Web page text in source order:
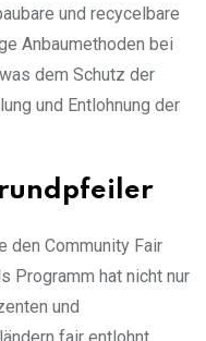
und recycelbare
Anbaumethoden bei
dem Schutz der
und Entlohnung der
den Community Fair
Programm hat nicht nur
und